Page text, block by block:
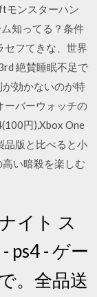
モンスターハン
知ってる？条件
セフてきな、世界
絶賛睡眠不足で
効かないのが特
ーバーウォッチの
円),Xbox One
品版と比べると小
い暗殺を楽しむ
イト ス
ps4 - ゲー
。全品送